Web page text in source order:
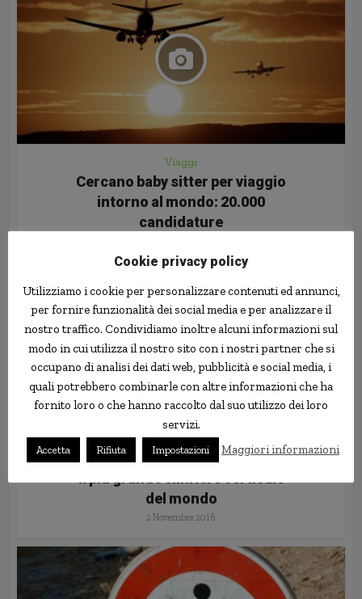
Viaggi
Cercano baby sitter per viaggio
intorno al mondo: 20.000
candidature
Viaggi
del mondo
2 Novembre 2016
Cookie privacy policy
Utilizziamo i cookie per personalizzare contenuti ed annunci,
per fornire funzionalità dei social media e per analizzare il
nostro traffico. Condividiamo inoltre alcuni informazioni sul
modo in cui utilizza il nostro sito con i nostri partner che si
occupano di analisi dei dati web, pubblicità e social media, i
quali potrebbero combinarle con altre informazioni che ha
fornito loro o che hanno raccolto dal suo utilizzo dei loro
servizi.
Accetta Rifiuta Impostazioni Maggiori informazioni